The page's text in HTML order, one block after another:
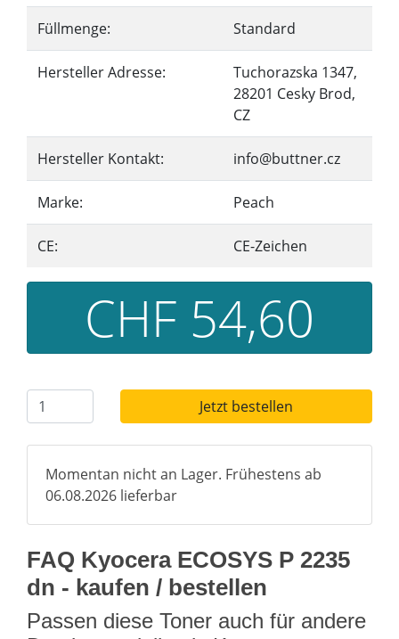
Füllmenge: Standard
Hersteller Adresse:
Tuchorazska 1347,
28201 Cesky Brod,
CZ
Hersteller Kontakt: info@buttner.cz
Marke: Peach
CE: CE-Zeichen
CHF 54,60
Jetzt bestellen
Momentan nicht an Lager. Frühestens ab
06.08.2026 lieferbar
FAQ Kyocera ECOSYS P 2235
dn - kaufen / bestellen
Passen diese Toner auch für andere